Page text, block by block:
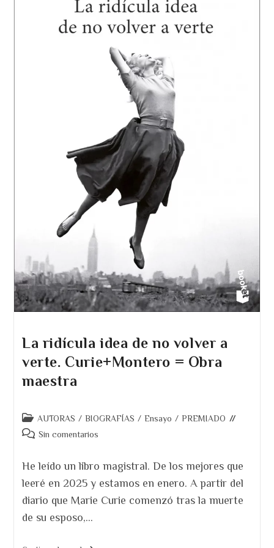
La ridícula idea de no volver a
verte. Curie+Montero = Obra
maestra
Categoría
de
AUTORAS / BIOGRAFÍAS / Ensayo / PREMIADO
Comentarios
entrada:
Sin comentarios
He leído un libro magistral. De los mejores que
leeré en 2025 y estamos en enero. A partir del
diario que Marie Curie comenzó tras la muerte
de su esposo,…